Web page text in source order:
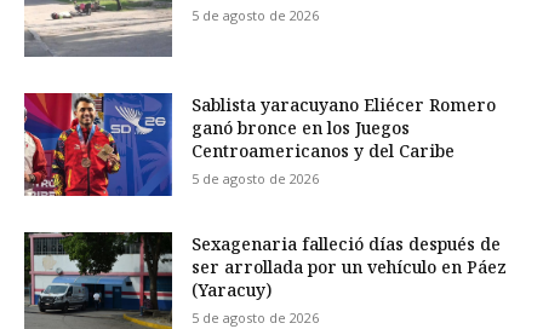
5 de agosto de 2026
Sablista yaracuyano Eliécer Romero
ganó bronce en los Juegos
Centroamericanos y del Caribe
5 de agosto de 2026
Sexagenaria falleció días después de
ser arrollada por un vehículo en Páez
(Yaracuy)
5 de agosto de 2026